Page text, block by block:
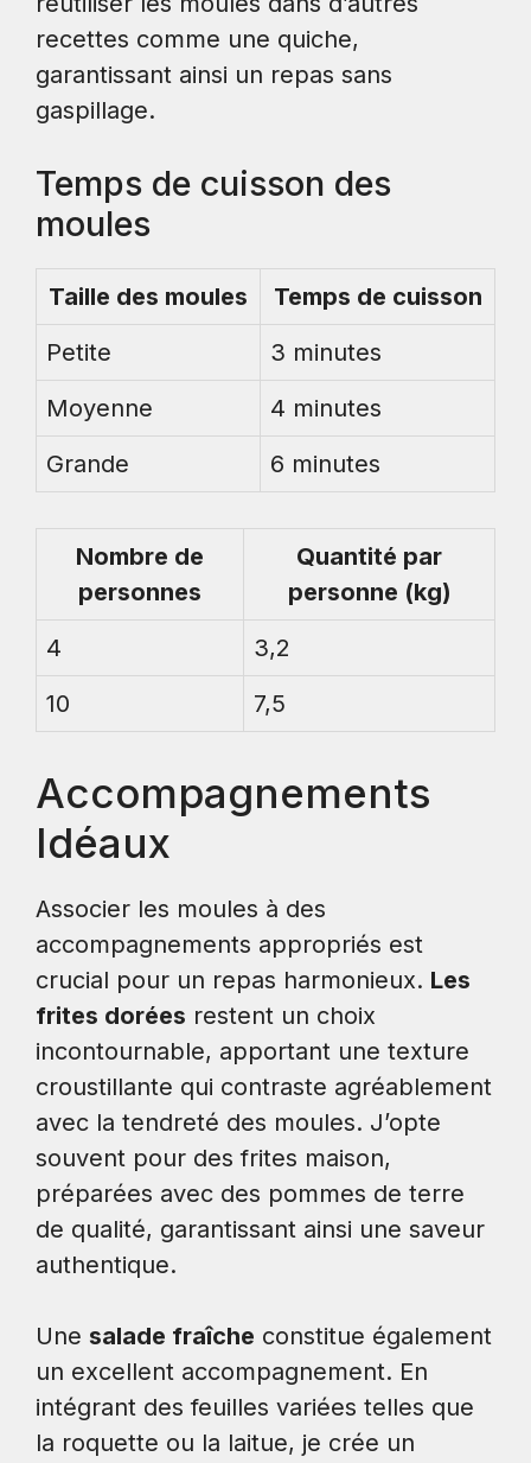
recettes comme une quiche,
garantissant ainsi un repas sans
gaspillage.
Temps de cuisson des
moules
Taille des moules
Temps de cuisson
Petite
3 minutes
Moyenne
4 minutes
Grande
6 minutes
Nombre de
personnes
Quantité par
personne (kg)
4
3,2
10
7,5
Accompagnements
Idéaux
Associer les moules à des
accompagnements appropriés est
crucial pour un repas harmonieux. Les
frites dorées restent un choix
incontournable, apportant une texture
croustillante qui contraste agréablement
avec la tendreté des moules. J’opte
souvent pour des frites maison,
préparées avec des pommes de terre
de qualité, garantissant ainsi une saveur
authentique.
Une salade fraîche constitue également
un excellent accompagnement. En
intégrant des feuilles variées telles que
la roquette ou la laitue, je crée un